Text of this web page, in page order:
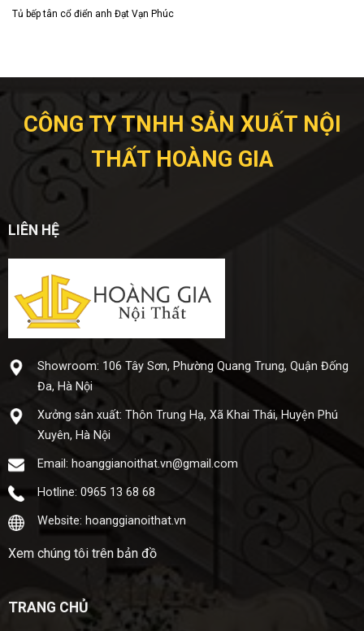
Tủ bếp tân cổ điển anh Đạt Vạn Phúc
CÔNG TY TNHH SẢN XUẤT NỘI
THẤT HOÀNG GIA
LIÊN HỆ
Showroom: 106 Tây Sơn, Phường Quang Trung, Quận Đống
Đa, Hà Nội
Xưở​ng sả​n xuấ​t: Thôn Trung Hạ, Xã Khai Thái, Huyện Phú
Xuyên, Hà Nội
Email: hoanggianoithat.vn@gmail.com
Hotline: 0965 13 68 68
Website: hoanggianoithat.vn
Xem chúng tôi trên bản đồ
TRANG CHỦ